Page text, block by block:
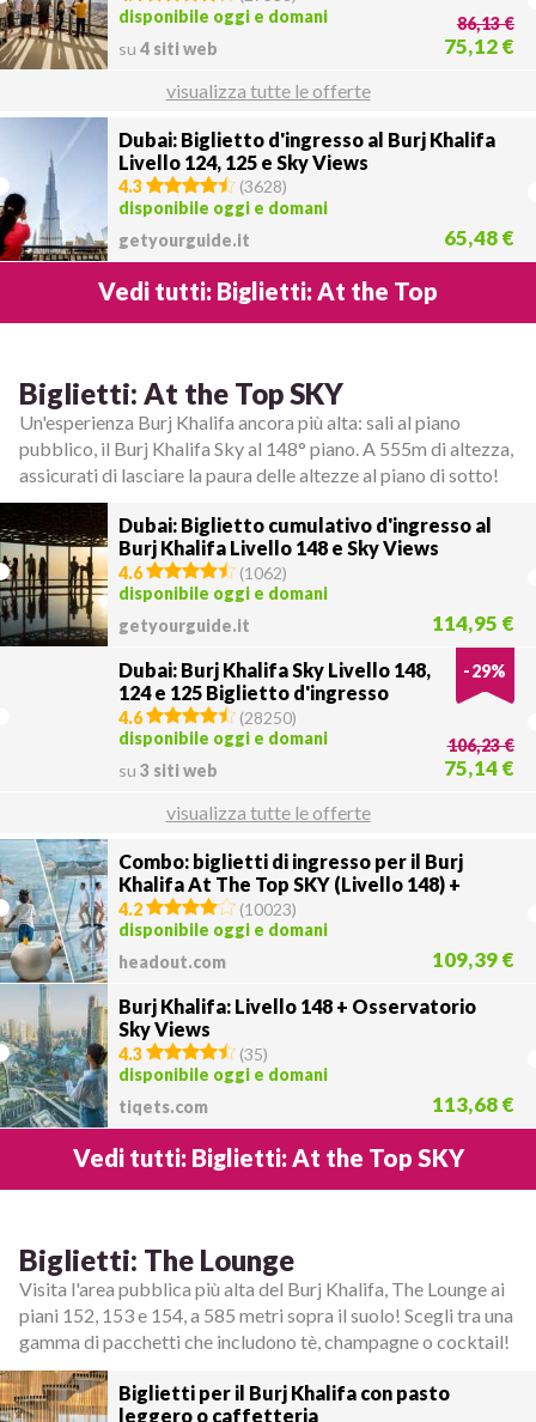
disponibile oggi e domani
su 4 siti web
86,13 €
75,12 €
visualizza tutte le offerte
Dubai: Biglietto d'ingresso al Burj Khalifa
Livello 124, 125 e Sky Views
4.3 (3628)
disponibile oggi e domani
getyourguide.it
65,48 €
Vedi tutti: Biglietti: At the Top
Biglietti: At the Top SKY
Un'esperienza Burj Khalifa ancora più alta: sali al piano
pubblico, il Burj Khalifa Sky al 148° piano. A 555m di altezza,
assicurati di lasciare la paura delle altezze al piano di sotto!
Dubai: Biglietto cumulativo d'ingresso al
Burj Khalifa Livello 148 e Sky Views
4.6 (1062)
disponibile oggi e domani
getyourguide.it
114,95 €
Dubai: Burj Khalifa Sky Livello 148,
124 e 125 Biglietto d'ingresso
-29%
4.6 (28250)
disponibile oggi e domani
su 3 siti web
106,23 €
75,14 €
visualizza tutte le offerte
Combo: biglietti di ingresso per il Burj
Khalifa At The Top SKY (Livello 148) +
Osservatorio Sky Views
4.2 (10023)
disponibile oggi e domani
headout.com
109,39 €
Burj Khalifa: Livello 148 + Osservatorio
Sky Views
4.3 (35)
disponibile oggi e domani
tiqets.com
113,68 €
Vedi tutti: Biglietti: At the Top SKY
Biglietti: The Lounge
Visita l'area pubblica più alta del Burj Khalifa, The Lounge ai
piani 152, 153 e 154, a 585 metri sopra il suolo! Scegli tra una
gamma di pacchetti che includono tè, champagne o cocktail!
Biglietti per il Burj Khalifa con pasto
leggero o caffetteria